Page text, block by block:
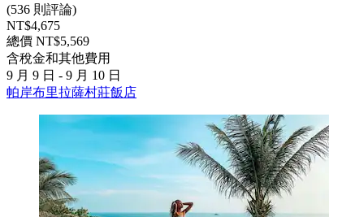
(536 則評論)
NT$4,675
總價 NT$5,569
含稅金和其他費用
9 月 9 日 - 9 月 10 日
帕岸布里拉薩村莊飯店